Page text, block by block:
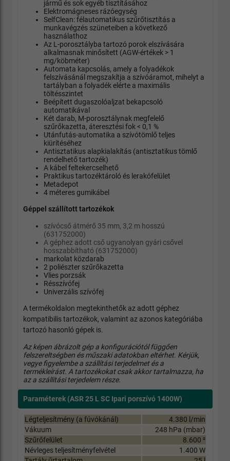
jármű és sok egyéb tisztításához
Elektromágneses rázóegység
SelfClean: félautomatikus szűrőtisztítás a
munkavégzés szüneteiben a következő
használathoz
Az L-porosztályba tartozó porok elszívására
alkalmasnak minősített (AGW-értékek > 1
mg/köbméter)
Automata kapcsolás, amely a folyadékok
felszívásánál megszakítja a szívóáramot, mihelyt a
tartályban a folyadék elérte a maximális
töltésszintet
Beépített dugaszolóaljzat bekapcsoló
automatikával
Két darab, M-porosztálynak megfelelő
szűrőkazetta, áteresztési fok < 0,1 %
Utánfutás-automatika a szívótömlő teljes
kiürítéséhez
Antisztatikus alapkialakítás (antisztatikus tömlő
rendelhető tartozék)
A kábel feltekercselhető
Praktikus tartozéktároló és lerakófelület
Metadepot
4 méteres gumikábel
Géppel szállított tartozékok
szívócső átmérő 35 mm, 3,2 m hosszú
(631752000)
A géphez adott cső ugyanolyan gyári csővel
hosszabbítható (631752000)
markolat közdarab
2 poliészter szűrőkazetta
Vlies porzsák
Résszívófej
Univerzális szívófej
A termékoldalon megtekinthetők az adott géphez
kompatibilis tartozékok, valamint az azonos kategóriába
tartozó hasonló gépek is.
Az képen ábrázolt gép a konfigurációtól függően
felszereltségben és műszaki adatokban eltérhet. Kérjük,
vegye figyelembe a szállítási terjedelmet és a
termékleírást. A tartozékokat csak akkor tartalmazza, ha
az a szállítási terjedelem része.
Paraméterek (ASR 25 L SC Ipari porszívó 1400W)
Légteljesítmény (a fúvókánál)
4.380 l/min
Vákuum
248 hPa (mbar)
Szűrőfelület
8.600 ²
Névleges teljesítményfelvétel
1.400 W